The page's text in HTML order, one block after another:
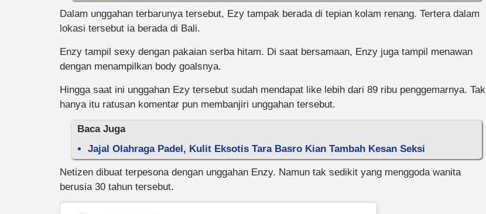
Dalam unggahan terbarunya tersebut, Ezy tampak berada di tepian kolam renang. Tertera dalam
lokasi tersebut ia berada di Bali.
Enzy tampil sexy dengan pakaian serba hitam. Di saat bersamaan, Enzy juga tampil menawan
dengan menampilkan body goalsnya.
Hingga saat ini unggahan Ezy tersebut sudah mendapat like lebih dari 89 ribu penggemarnya. Tak
hanya itu ratusan komentar pun membanjiri unggahan tersebut.
Baca Juga
Jajal Olahraga Padel, Kulit Eksotis Tara Basro Kian Tambah Kesan Seksi
Netizen dibuat terpesona dengan unggahan Enzy. Namun tak sedikit yang menggoda wanita
berusia 30 tahun tersebut.